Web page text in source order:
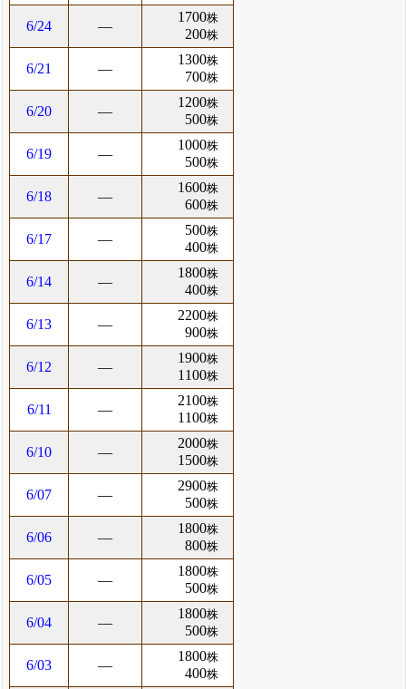
6/24 ―
1700株
200株
6/21 ―
1300株
700株
6/20 ―
1200株
500株
6/19 ―
1000株
500株
6/18 ―
1600株
600株
6/17 ―
500株
400株
6/14 ―
1800株
400株
6/13 ―
2200株
900株
6/12 ―
1900株
1100株
6/11 ―
2100株
1100株
6/10 ―
2000株
1500株
6/07 ―
2900株
500株
6/06 ―
1800株
800株
6/05 ―
1800株
500株
6/04 ―
1800株
500株
6/03 ―
1800株
400株